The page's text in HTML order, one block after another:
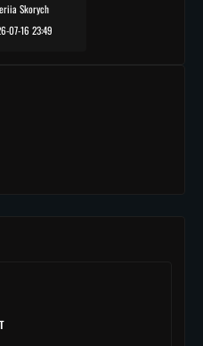
Skorych
07-16 23:49